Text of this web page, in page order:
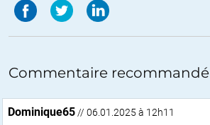
Commentaire recommandé
Dominique65 // 06.01.2025 à 12h11